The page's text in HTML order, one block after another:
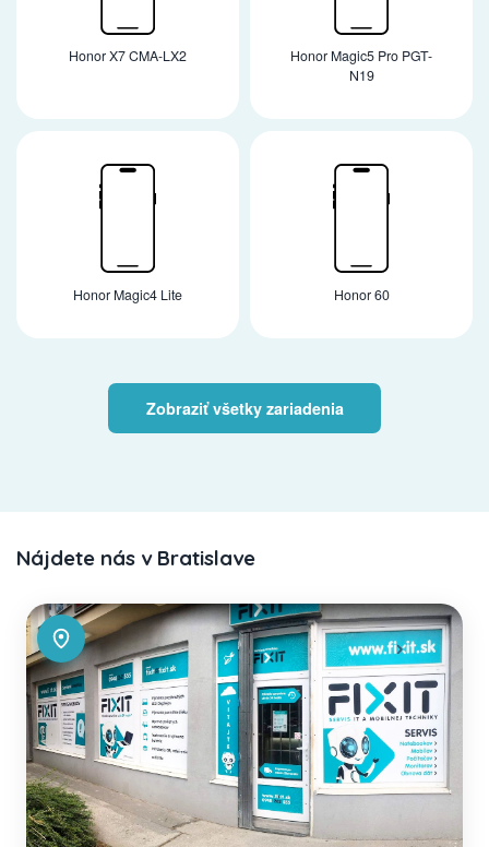
Honor X7 CMA-LX2
Honor Magic5 Pro PGT-
N19
Honor Magic4 Lite Honor 60
Zobraziť všetky zariadenia
Nájdete nás v Bratislave